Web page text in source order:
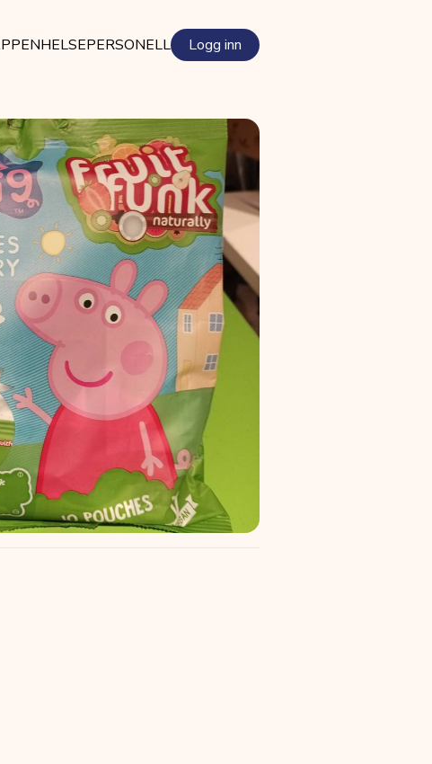
HELSEPERSONELL Logg inn